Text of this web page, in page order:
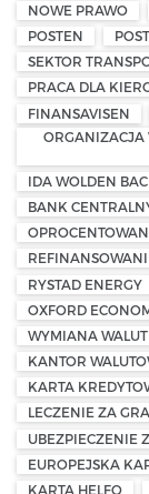
NOWE PRAWO
POSTEN
SEKTOR
PRACA DLA
FINANSAVISEN
ORGANIZACJA
IDA WOLDEN
BANK
RYSTAD ENERGY
OXFORD
WYMIANA WALUT
KANTOR
KARTA
LECZENIE ZA
UBEZPIECZENIE
EUROPEJSKA
KARTA HELFO